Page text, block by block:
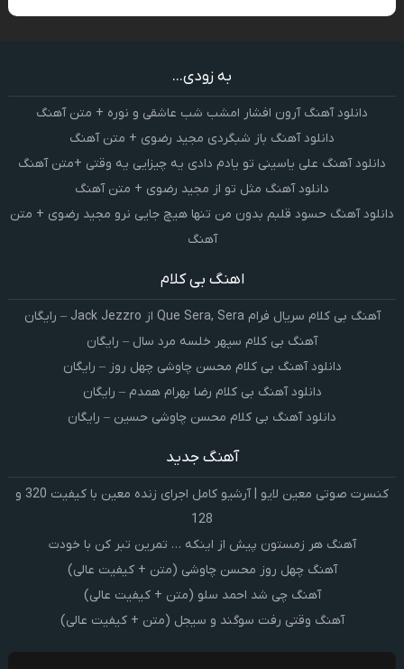
به زودی...
دانلود آهنگ آرون افشار امشب شب عاشقی و نوره + متن آهنگ
دانلود آهنگ باز شبگردی مجید رضوی + متن آهنگ
دانلود آهنگ علی یاسینی تو یادم دادی یه چیزایی یه وقتی +متن آهنگ
دانلود آهنگ مثل تو از مجید رضوی + متن آهنگ
دانلود آهنگ حسود قلبم بدون من تنها هیچ جایی نرو مجید رضوی + متن
آهنگ
اهنگ بی کلام
آهنگ بی کلام سریال فرام Que Sera, Sera از Jack Jezzro – رایگان
آهنگ بی کلام سپهر خلسه مرد سال – رایگان
دانلود آهنگ بی کلام محسن چاوشی چهل روز – رایگان
دانلود آهنگ بی کلام رضا بهرام همدم – رایگان
دانلود آهنگ بی کلام محسن چاوشی حسین – رایگان
آهنگ جدید
کنسرت صوتی معین لایو | آرشیو کامل اجرای زنده معین با کیفیت 320 و
128
آهنگ هر زمستون پیش از اینکه … تمرین تبر کن با خودت
آهنگ چهل روز محسن چاوشی (متن + کیفیت عالی)
آهنگ چی شد احمد سلو (متن + کیفیت عالی)
آهنگ وقتی رفت سوگند و سیجل (متن + کیفیت عالی)